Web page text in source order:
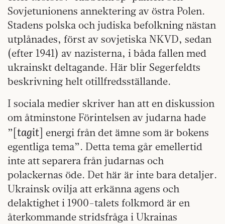
Sovjetunionens annektering av östra Polen.
Stadens polska och judiska befolkning nästan
utplånades, först av sovjetiska NKVD, sedan
(efter 1941) av nazisterna, i båda fallen med
ukrainskt deltagande. Här blir Segerfeldts
beskrivning helt otillfredsställande.
I sociala medier skriver han att en diskussion
om åtminstone Förintelsen av judarna hade
”[tagit] energi från det ämne som är bokens
egentliga tema”. Detta tema går emellertid
inte att separera från judarnas och
polackernas öde. Det här är inte bara detaljer.
Ukrainsk ovilja att erkänna agens och
delaktighet i 1900-talets folkmord är en
återkommande stridsfråga i Ukrainas